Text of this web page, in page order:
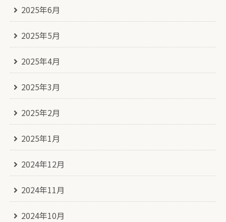
2025年6月
2025年5月
2025年4月
2025年3月
2025年2月
2025年1月
2024年12月
2024年11月
2024年10月